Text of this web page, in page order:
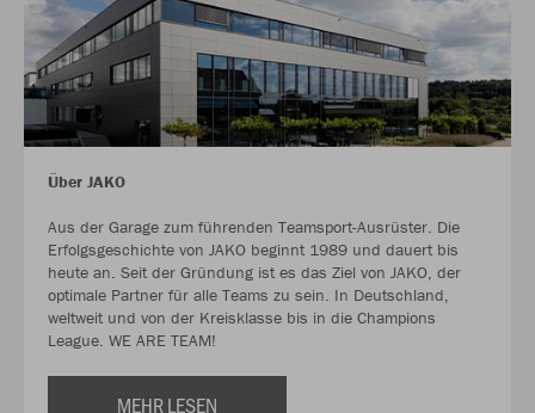
Über JAKO
Aus der Garage zum führenden Teamsport-Ausrüster. Die
Erfolgsgeschichte von JAKO beginnt 1989 und dauert bis
heute an. Seit der Gründung ist es das Ziel von JAKO, der
optimale Partner für alle Teams zu sein. In Deutschland,
weltweit und von der Kreisklasse bis in die Champions
League. WE ARE TEAM!
MEHR LESEN